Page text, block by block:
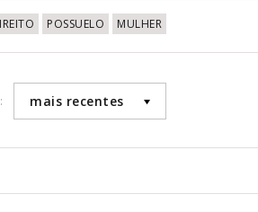
POSSUELO MULHER
mais recentes